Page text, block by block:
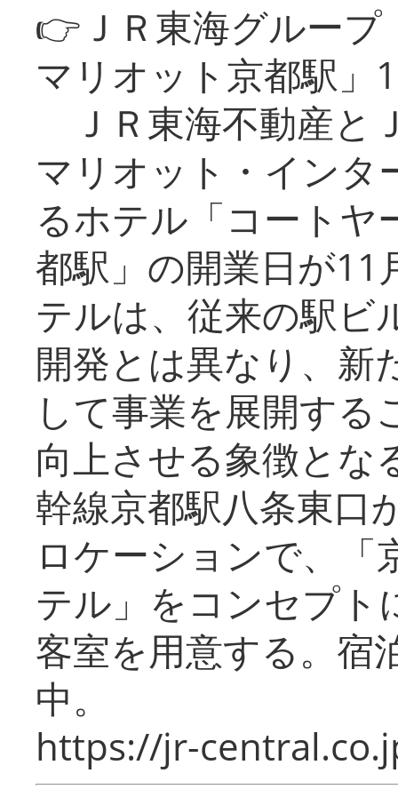
👉ＪＲ東海グルー
マリオット京都駅」
ＪＲ東海不動産と
マリオット・インタ
るホテル「コートヤ
都駅」の開業日が11
テルは、従来の駅ビ
開発とは異なり、新
して事業を展開する
向上させる象徴とな
幹線京都駅八条東口
ロケーションで、「
テル」をコンセプト
客室を用意する。宿
中。
https://jr-